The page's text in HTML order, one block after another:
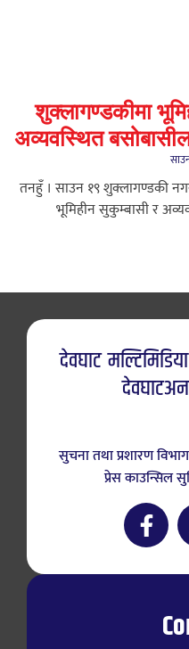
शुक्लागण्डकीमा
अव्यवस्थित
तनहुँ । साउन १९ शुक्लागण्डकी
भूमिहीन सुकुम्बासी र
देवघाट
सुचना तथा प्रशारण
प्रेस काउन्सिल